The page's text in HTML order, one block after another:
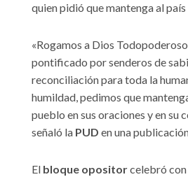
quien pidió que mantenga al país
«Rogamos a Dios
pontificado por senderos de
reconciliación para toda la
humildad, pedimos que
pueblo en sus oraciones y en su
señaló la PUD en una
El bloque opositorcelebró